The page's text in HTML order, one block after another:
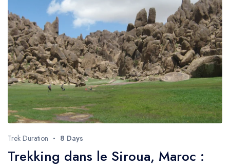
Trek Duration 8 Days
Trekking dans le Siroua, Maroc :